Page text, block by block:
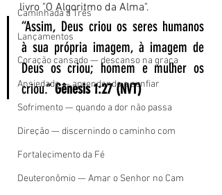
Caminhada a Três
Lançamentos
Coração cansado — descanso na graça
Ansiedade — aprendendo a confiar
Sofrimento — quando a dor não passa
Direção — discernindo o caminho com
Fortalecimento da Fé
Deuteronômio — Amar o Senhor no Cam
livro "O Algoritmo da Alma".
“Assim, Deus criou os seres humanos
à sua própria imagem, à imagem de
Deus os criou; homem e mulher os
criou.” Gênesis 1:27 (NVT)